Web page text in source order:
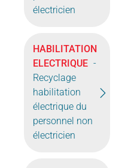
électricien
HABILITATION
ELECTRIQUE -
Recyclage
habilitation
électrique du
personnel non
électricien